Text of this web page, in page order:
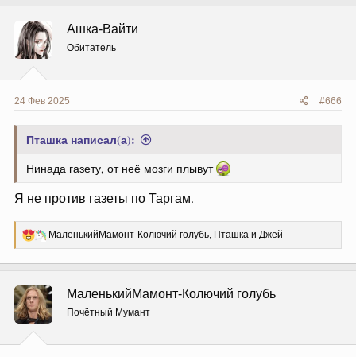
Ашка-Вайти
Обитатель
24 Фев 2025 #666
Пташка написал(а):
Нинада газету, от неё мозги плывут
Я не против газеты по Таргам.
Р
е
ц
и
и
:
МаленькийМамонт-Колючий голубь, Пташка и Джей
МаленькийМамонт-Колючий голубь
Почётный Мумант